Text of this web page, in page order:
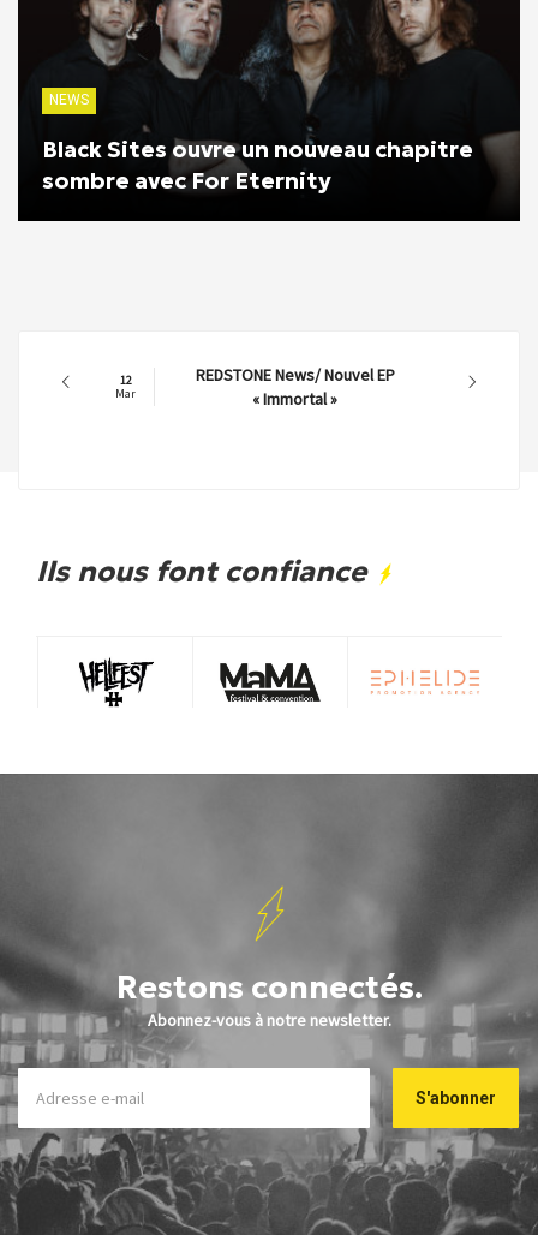
NEWS
Black Sites ouvre un nouveau chapitre
sombre avec For Eternity
12
Mar
REDSTONE News/ Nouvel EP
« Immortal »
Ils nous font confiance
Restons connectés.
Abonnez-vous à notre newsletter.